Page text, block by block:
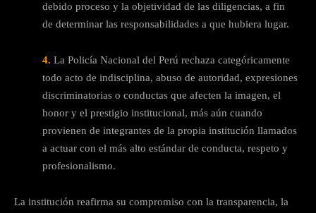
debido proceso y la objetividad de las diligencias, a fin
de determinar las responsabilidades a que hubiera lugar.
4. La Policía Nacional del Perú rechaza categóricamente
todo acto de indisciplina, abuso de autoridad, expresiones
discriminatorias o conductas que afecten la imagen, el
honor y el prestigio institucional, más aún cuando
provienen de integrantes de la propia institución llamados
a actuar con el más alto estándar de conducta, respeto y
profesionalismo.
La institución reafirma su compromiso con la transparencia, la